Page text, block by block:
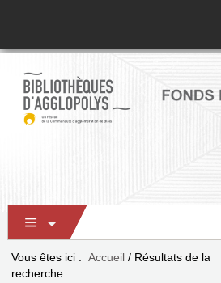
Vous êtes ici : Accueil / Résultats de la
recherche